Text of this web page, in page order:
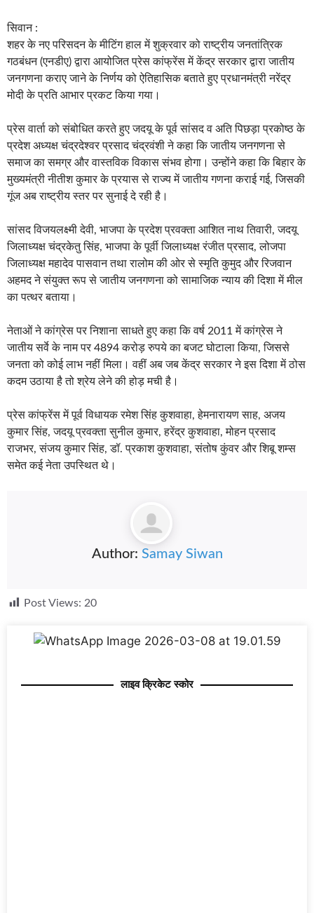
सिवान :
शहर के नए परिसदन के मीटिंग हाल में शुक्रवार को राष्ट्रीय जनतांत्रिक
गठबंधन (एनडीए) द्वारा आयोजित प्रेस कांफ्रेंस में केंद्र सरकार द्वारा जातीय
जनगणना कराए जाने के निर्णय को ऐतिहासिक बताते हुए प्रधानमंत्री नरेंद्र
मोदी के प्रति आभार प्रकट किया गया।
प्रेस वार्ता को संबोधित करते हुए जदयू के पूर्व सांसद व अति पिछड़ा प्रकोष्ठ के
प्रदेश अध्यक्ष चंद्रदेश्वर प्रसाद चंद्रवंशी ने कहा कि जातीय जनगणना से
समाज का समग्र और वास्तविक विकास संभव होगा। उन्होंने कहा कि बिहार के
मुख्यमंत्री नीतीश कुमार के प्रयास से राज्य में जातीय गणना कराई गई, जिसकी
गूंज अब राष्ट्रीय स्तर पर सुनाई दे रही है।
सांसद विजयलक्ष्मी देवी, भाजपा के प्रदेश प्रवक्ता आशित नाथ तिवारी, जदयू
जिलाध्यक्ष चंद्रकेतु सिंह, भाजपा के पूर्वी जिलाध्यक्ष रंजीत प्रसाद, लोजपा
जिलाध्यक्ष महादेव पासवान तथा रालोम की ओर से स्मृति कुमुद और रिजवान
अहमद ने संयुक्त रूप से जातीय जनगणना को सामाजिक न्याय की दिशा में मील
का पत्थर बताया।
नेताओं ने कांग्रेस पर निशाना साधते हुए कहा कि वर्ष 2011 में कांग्रेस ने
जातीय सर्वे के नाम पर 4894 करोड़ रुपये का बजट घोटाला किया, जिससे
जनता को कोई लाभ नहीं मिला। वहीं अब जब केंद्र सरकार ने इस दिशा में ठोस
कदम उठाया है तो श्रेय लेने की होड़ मची है।
प्रेस कांफ्रेंस में पूर्व विधायक रमेश सिंह कुशवाहा, हेमनारायण साह, अजय
कुमार सिंह, जदयू प्रवक्ता सुनील कुमार, हरेंद्र कुशवाहा, मोहन प्रसाद
राजभर, संजय कुमार सिंह, डॉ. प्रकाश कुशवाहा, संतोष कुंवर और शिबू शम्स
समेत कई नेता उपस्थित थे।
Author: Samay Siwan
Post Views: 20
लाइव क्रिकेट स्कोर